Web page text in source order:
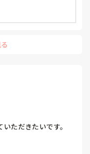
ただきたいです。